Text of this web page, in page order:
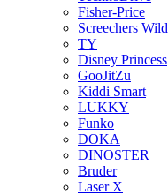
Fisher-Price
Screechers Wild
TY
Disney Princess
GooJitZu
Kiddi Smart
LUKKY
Funko
DOKA
DINOSTER
Bruder
Laser X